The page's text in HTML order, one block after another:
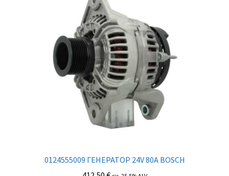
0124555009 ГЕНЕРАТОР 24V 80A BOSCH